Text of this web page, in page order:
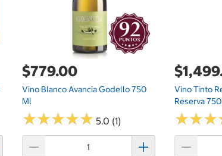
$779.00
Vino Blanco Avancia Godello 750
Ml
★★★★★
★★★★★ 5.0 (1)
Vino Tinto
Reserva
★★★
★★★